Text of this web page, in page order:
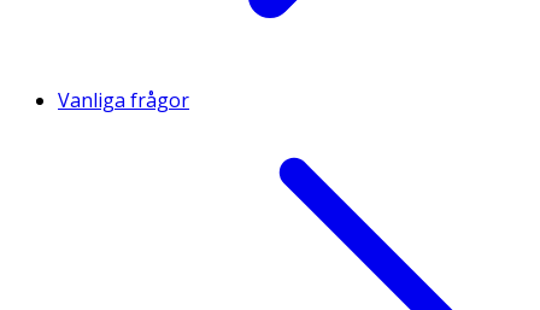
Vanliga frågor